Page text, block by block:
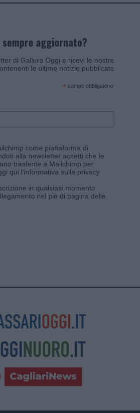
aggiornato?
di Gallura Oggi e ricevi le nostre
le ultime notizie pubblicate
* campo obbligatorio
come piattaforma di
alla newsletter accetti che le
trasferite a Mailchimp per
qui l'informativa sulla privacy
in qualsiasi momento
nel piè di pagina delle